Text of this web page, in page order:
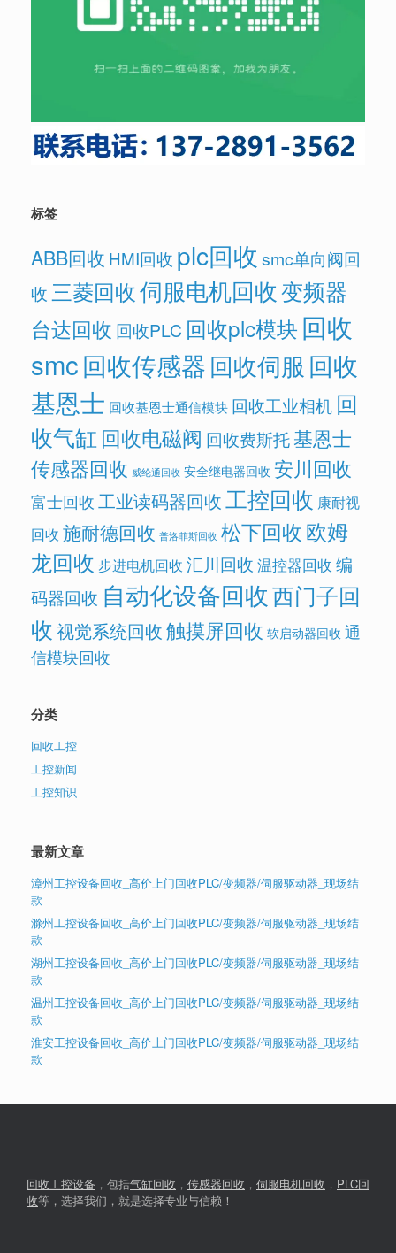
标签
ABB回收 HMI回收 plc回收 smc单向阀回
收三菱回收伺服电机回收变频器
台达回收 回收PLC 回收plc模块 回收
smc回收传感器回收伺服 回收
基恩士 回收基恩士通信模块 回收工业相机 回
收气缸 回收电磁阀 回收费斯托基恩士
传感器回收 威纶通回收 安全继电器回收 安川回收
富士回收工业读码器回收工控回收 康耐视
回收 施耐德回收 普洛菲斯回收 松下回收欧姆
龙回收 步进电机回收 汇川回收 温控器回收 编
码器回收 自动化设备回收西门子回
收视觉系统回收触摸屏回收 软启动器回收 通
信模块回收
分类
回收工控
工控新闻
工控知识
最新文章
漳州工控设备回收_高价上门回收PLC/变频器/伺服驱动器_现场结
款
滁州工控设备回收_高价上门回收PLC/变频器/伺服驱动器_现场结
款
湖州工控设备回收_高价上门回收PLC/变频器/伺服驱动器_现场结
款
温州工控设备回收_高价上门回收PLC/变频器/伺服驱动器_现场结
款
淮安工控设备回收_高价上门回收PLC/变频器/伺服驱动器_现场结
款
回收工控设备 ，包括气缸回收 ， 传感器回收 ， 伺服电机回收 ， PLC回
收等，选择我们，就是选择专业与信赖！